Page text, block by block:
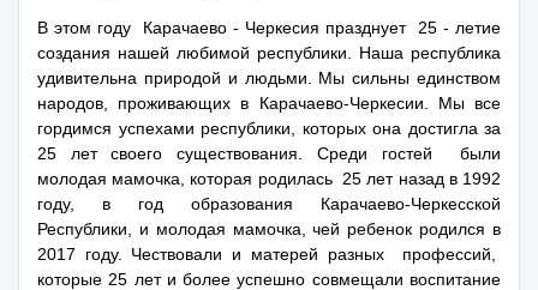
В этом году Карачаево - Черкесия празднует 25 - летие
создания нашей любимой республики. Наша республика
удивительна природой и людьми. Мы сильны единством
народов, проживающих в Карачаево-Черкесии. Мы все
гордимся успехами республики, которых она достигла за
25 лет своего существования. Среди гостей были
молодая мамочка, которая родилась 25 лет назад в 1992
году, в год образования Карачаево-Черкесской
Республики, и молодая мамочка, чей ребенок родился в
2017 году. Чествовали и матерей разных профессий,
которые 25 лет и более успешно совмещали воспитание